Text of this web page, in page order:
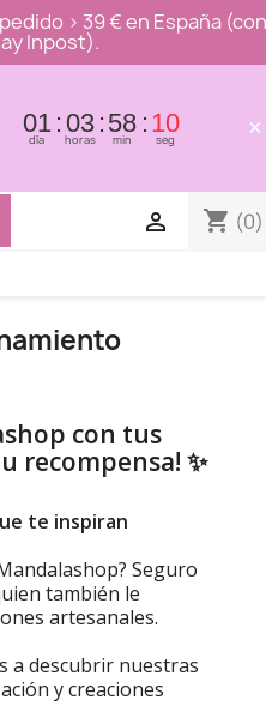
> 39 € en España (con
Inpost).
01
día
03
horas
58
min
09
seg ×
shopping_cart (0)

con tus
recompensa! ✨
te inspiran
Seguro
también le
artesanales.
a descubrir nuestras
y creaciones